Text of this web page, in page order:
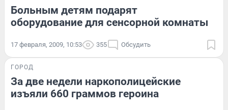
Больным детям подарят
оборудование для сенсорной комнаты
17 февраля, 2009, 10:53 355 Обсудить
ГОРОД
За две недели наркополицейские
изъяли 660 граммов героина